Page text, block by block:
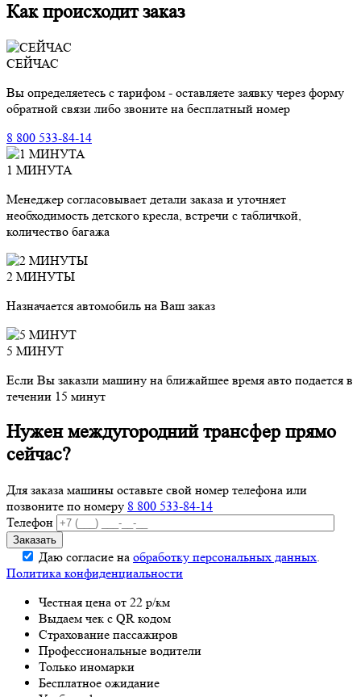
Как происходит заказ
СЕЙЧАС
Вы определяетесь с тарифом - оставляете заявку через форму
обратной связи либо звоните на бесплатный номер
8 800 533-84-14
1 МИНУТА
Менеджер согласовывает детали заказа и уточняет
необходимость детского кресла, встречи с табличкой,
количество багажа
2 МИНУТЫ
Назначается автомобиль на Ваш заказ
5 МИНУТ
Если Вы заказли машину на ближайшее время авто подается в
течении 15 минут
Нужен междугородний трансфер прямо
сейчас?
Для заказа машины оставьте свой номер телефона или
позвоните по номеру 8 800 533-84-14
Телефон
Даю согласие на обработку персональных данных.
Политика конфиденциальности
Честная цена от 22 р/км
Выдаем чек с QR кодом
Страхование пассажиров
Профессиональные водители
Только иномарки
Бесплатное ожидание